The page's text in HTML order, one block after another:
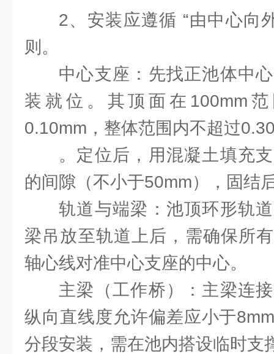
2、安装应遵循 “由中心向
则。
中心支座：先找正池体中
装就位。其顶面在100mm
0.10mm，整体范围内不超过
。定位后，用混凝土填充
的间隙（不小于50mm），固结
轨道与端梁：池顶环形轨
梁吊放至轨道上后，需确保所
轴心线对准中心支座的中心。
主梁（工作桥）：主梁连
纵向直线度允许偏差应小于
分段安装，需在池内搭设临时支